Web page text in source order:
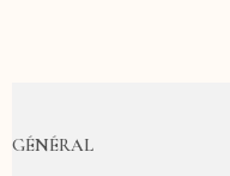
GÉNÉRAL